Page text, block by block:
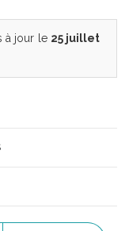
à jour le 25 juillet